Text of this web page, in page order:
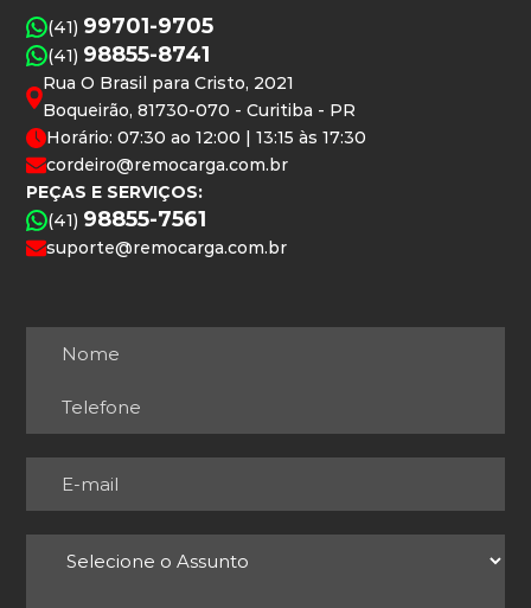
(41) 99701-9705
(41) 98855-8741
Rua O Brasil para Cristo, 2021
Boqueirão, 81730-070 - Curitiba - PR
Horário: 07:30 ao 12:00 | 13:15 às 17:30
cordeiro@remocarga.com.br
PEÇAS E SERVIÇOS:
(41) 98855-7561
suporte@remocarga.com.br